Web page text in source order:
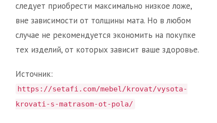
следует приобрести максимально низкое ложе,
вне зависимости от толщины мата. Но в любом
случае не рекомендуется экономить на покупке
тех изделий, от которых зависит ваше здоровье.
Источник:
https://setafi.com/mebel/krovat/vysota-
krovati-s-matrasom-ot-pola/